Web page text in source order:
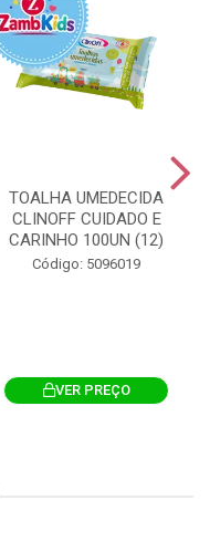
TOALHA UMEDECIDA
CLINOFF CUIDADO E
CARINHO 100UN (12)
Código: 5096019
VER PREÇO